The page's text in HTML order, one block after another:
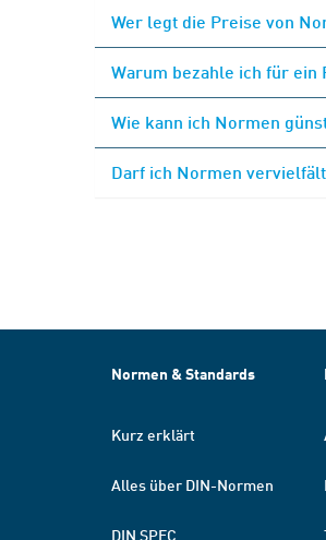
Wer legt die Preise von
Warum bezahle ich für
Wie kann ich Normen
Darf ich Normen
Normen & Standards
Kurz erklärt
Alles über DIN-Normen
DIN SPEC